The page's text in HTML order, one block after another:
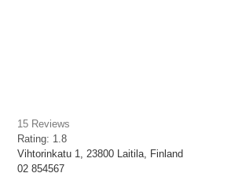
15 Reviews
Rating: 1.8
Vihtorinkatu 1, 23800 Laitila, Finland
02 854567